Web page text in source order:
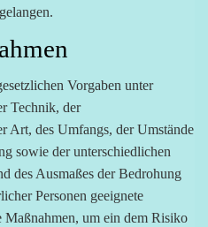
Vorgaben unter
Technik, der
Art, des Umfangs, der Umstände
sowie der unterschiedlichen
des Ausmaßes der Bedrohung
Personen geeignete
Maßnahmen, um ein dem Risiko